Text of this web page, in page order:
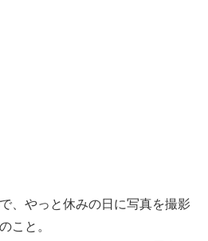
、やっと休みの日に写真を撮影
こと。